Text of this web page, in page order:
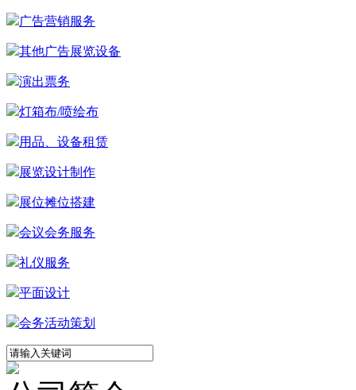
摄影服务
广告营销服务
其他广告展览设备
演出票务
灯箱布/喷绘布
用品、设备租赁
展览设计制作
展位摊位搭建
会议会务服务
礼仪服务
平面设计
会务活动策划